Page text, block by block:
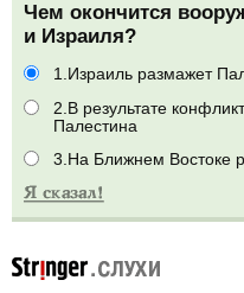
Чем окончится
и Израиля?
1.Израиль размажет
2.В результате
Палестина
3.На Ближнем Востоке